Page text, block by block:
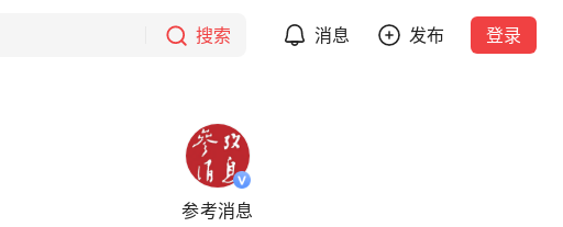
搜索 消息 发布 登录
参考消息